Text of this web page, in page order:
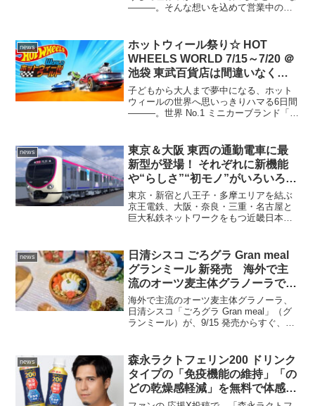
GOOD♪
―――。そんな想いを込めて営業中の阪
地下1階 HAPPY ...
news
ホットウィール祭り☆ HOT
WHEELS WORLD 7/15～7/20 ＠
池袋 東武百貨店は間違いなく興
奮！名車300台以上大集結◎ 本格
コース激走 OK♪ 会場限定 レジェ
ンドツアー ポルシェ 935 も販
子どもから大人まで夢中になる、ホット
ウィールの世界へ思いっきりハマる6日間
―――。世界 No.1 ミニカーブランド「ホ
WORLD」（ホットウィールワールド）
が、7...
news
東京＆大阪 東西の通勤電車に最
新型が登場！ それぞれに新機能
や“らしさ”“初モノ”がいろいろ詰
まってて期待大
東京・新宿と八王子・多摩エリアを結ぶ
京王電鉄、大阪・奈良・三重・名古屋と
巨大私鉄ネットワークをもつ近畿日本鉄
と大阪、東西の通勤電車の最新型は、ど
んな特長があるか、チ...
news
日清シスコ ごろグラ Gran meal
グランミール 新発売 海外で主
流のオーツ麦主体グラノーラで時
短かんたん健康な朝食を習慣化♪
海外で主流のオーツ麦主体グラノーラ、
日清シスコ「ごろグラ Gran meal」（グ
ランミール）が、9/15 発売からすぐ、人
流行ってるグリークヨーグルトボウルに
してみて...
news
森永ラクトフェリン200 ドリンク
タイプの「免疫機能の維持」「の
どの乾燥感軽減」を無料で体感す
るなら 1/31 二子玉川駅だ！ 駅前